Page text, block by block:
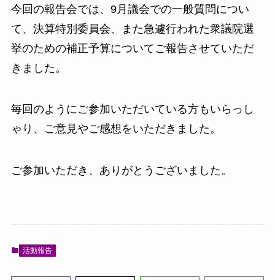
今回の報告会では、9月議会での一般質問につい
て、決算特別委員会、また急遽行われた衆議院選
挙のための補正予算についてご報告させていただ
きました。
毎回のようにご参加いただいている方もいらっし
ゃり、ご意見やご感想をいただきました。
ご参加いただき、ありがとうございました。
活動報告